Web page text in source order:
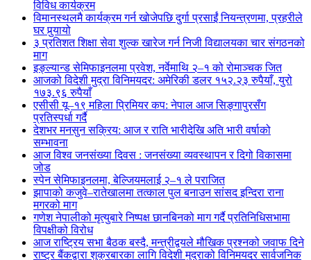
विविध कार्यक्रम
विमानस्थलमै कार्यक्रम गर्न खोजेपछि दुर्गा प्रसाईं नियन्त्रणमा, प्रहरीले
घर पुर्‍यायो
३ प्रतिशत शिक्षा सेवा शुल्क खारेज गर्न निजी विद्यालयका चार संगठनको
माग
इङ्ल्यान्ड सेमिफाइनलमा प्रवेश, नर्वेमाथि २–१ को रोमाञ्चक जित
आजको विदेशी मुद्रा विनिमयदर: अमेरिकी डलर १५२.२३ रुपैयाँ, युरो
१७३.९६ रुपैयाँ
एसीसी यू–१९ महिला प्रिमियर कप: नेपाल आज सिङ्गापुरसँग
प्रतिस्पर्धा गर्दै
देशभर मनसुन सक्रिय: आज र राति भारीदेखि अति भारी वर्षाको
सम्भावना
आज विश्व जनसंख्या दिवस : जनसंख्या व्यवस्थापन र दिगो विकासमा
जोड
स्पेन सेमिफाइनलमा, बेल्जियमलाई २–१ ले पराजित
झापाको कजुवे–रातेखालमा तत्काल पुल बनाउन सांसद इन्दिरा राना
मगरको माग
गणेश नेपालीको मृत्युबारे निष्पक्ष छानबिनको माग गर्दै प्रतिनिधिसभामा
विपक्षीको विरोध
आज राष्ट्रिय सभा बैठक बस्दै, मन्त्रीद्वयले मौखिक प्रश्नको जवाफ दिने
राष्ट्र बैंकद्वारा शुक्रबारका लागि विदेशी मुद्राको विनिमयदर सार्वजनिक